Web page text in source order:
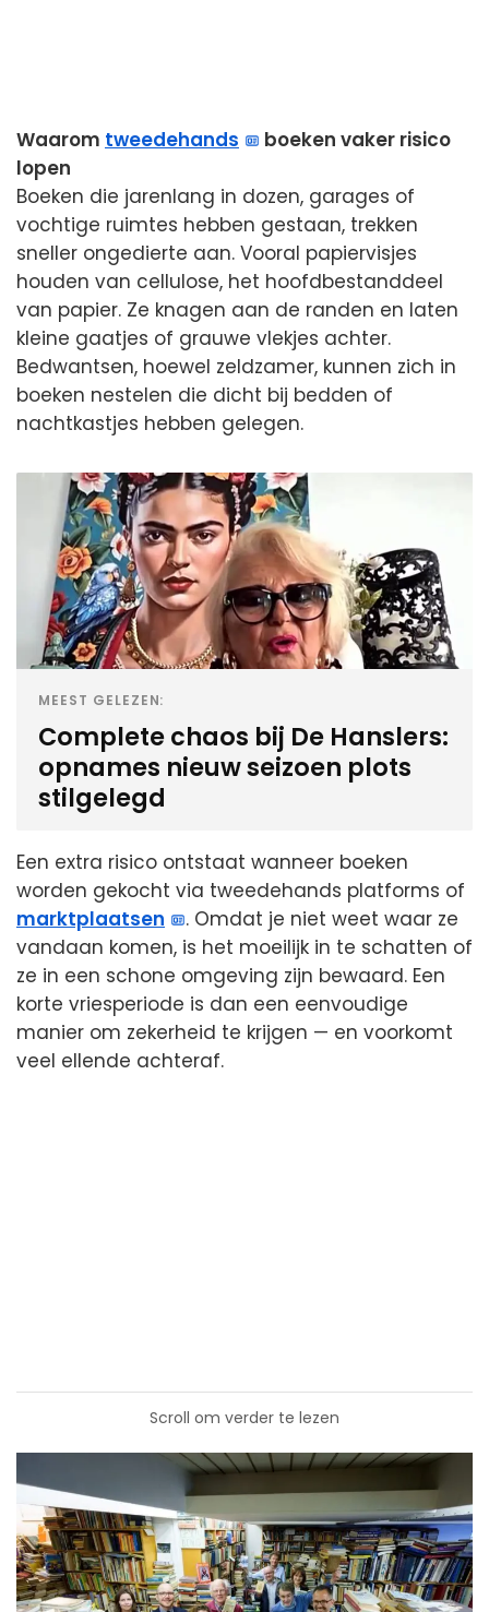
Waarom tweedehands
boeken vaker risico
lopen
Boeken die jarenlang in dozen, garages of
vochtige ruimtes hebben gestaan, trekken
sneller ongedierte aan. Vooral papiervisjes
houden van cellulose, het hoofdbestanddeel
van papier. Ze knagen aan de randen en laten
kleine gaatjes of grauwe vlekjes achter.
Bedwantsen, hoewel zeldzamer, kunnen zich in
boeken nestelen die dicht bij bedden of
nachtkastjes hebben gelegen.
MEEST GELEZEN:
Complete chaos bij De Hanslers:
opnames nieuw seizoen plots
stilgelegd
Een extra risico ontstaat wanneer boeken
worden gekocht via tweedehands platforms of
marktplaatsen
. Omdat je niet weet waar ze
vandaan komen, is het moeilijk in te schatten of
ze in een schone omgeving zijn bewaard. Een
korte vriesperiode is dan een eenvoudige
manier om zekerheid te krijgen — en voorkomt
veel ellende achteraf.
Scroll om verder te lezen